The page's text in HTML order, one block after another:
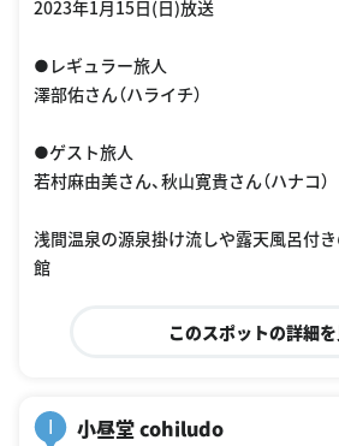
2023年1月15日(日)放送
●レギュラー旅人
澤部佑さん（ハライチ）
●ゲスト旅人
若村麻由美さん、秋山寛貴さん（ハナコ）
浅間温泉の源泉掛け流しや露天風呂付
館
このスポットの詳細
I 小昼堂 cohiludo